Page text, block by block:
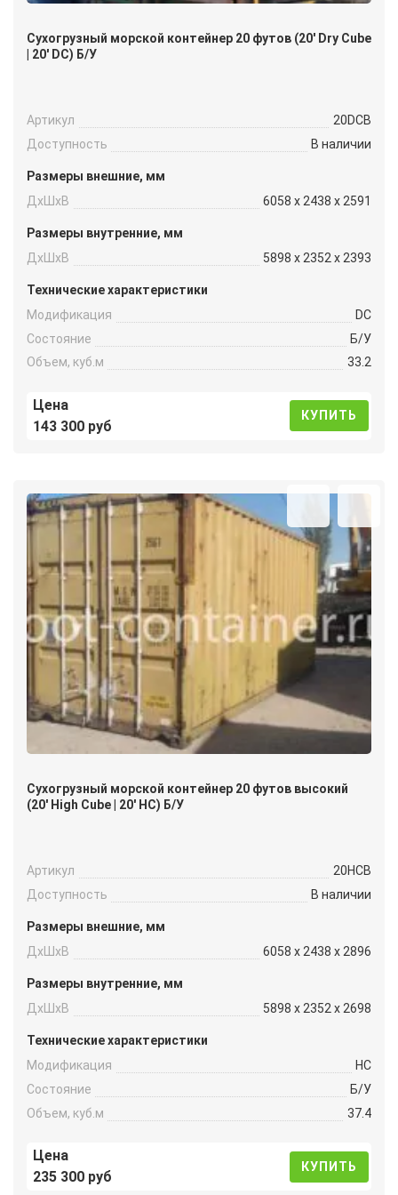
Сухогрузный морской контейнер 20 футов (20′ Dry Cube
| 20′ DC) Б/У
Артикул
20DCB
Доступность
В наличии
Размеры внешние, мм
ДxШxВ
6058 x 2438 x 2591
Размеры внутренние, мм
ДxШxВ
5898 x 2352 x 2393
Технические характеристики
Модификация
DC
Состояние
Б/У
Объем, куб.м
33.2
Цена
143 300 руб
КУПИТЬ
Сухогрузный морской контейнер 20 футов высокий
(20′ High Cube | 20′ HC) Б/У
Артикул
20HCB
Доступность
В наличии
Размеры внешние, мм
ДxШxВ
6058 x 2438 x 2896
Размеры внутренние, мм
ДxШxВ
5898 x 2352 x 2698
Технические характеристики
Модификация
HC
Состояние
Б/У
Объем, куб.м
37.4
Цена
235 300 руб
КУПИТЬ